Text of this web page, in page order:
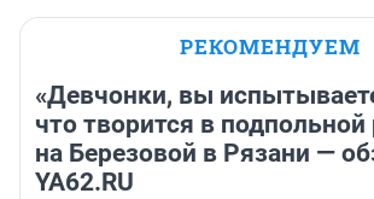
РЕКОМЕНДУЕМ
«Девчонки, вы
что творится в
на Березовой в Рязани —
YA62.RU